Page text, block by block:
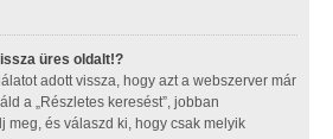
üres oldalt!?
adott vissza, hogy azt a webszerver már
a „Részletes keresést”, jobban
meg, és válaszd ki, hogy csak melyik